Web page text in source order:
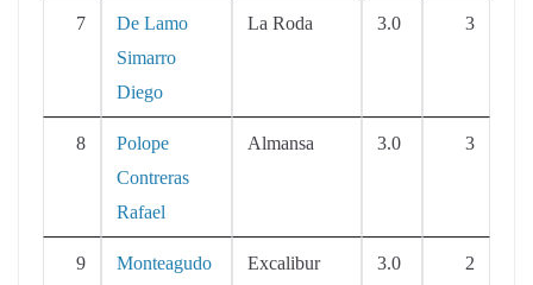
7
De Lamo
Simarro
Diego
La Roda 3.0 3
8
Polope
Contreras
Rafael
Almansa 3.0 3
9
Monteagudo
Excalibur 3.0 2